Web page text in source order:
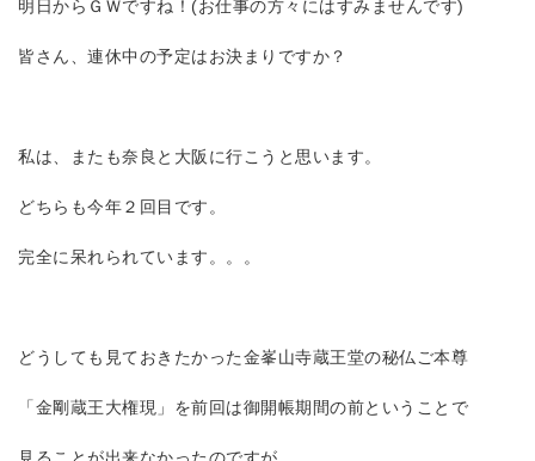
明日からＧＷですね！(お仕事の方々にはすみませんです)
皆さん、連休中の予定はお決まりですか？
私は、またも奈良と大阪に行こうと思います。
どちらも今年２回目です。
完全に呆れられています。。。
どうしても見ておきたかった金峯山寺蔵王堂の秘仏ご本尊
「金剛蔵王大権現」を前回は御開帳期間の前ということで